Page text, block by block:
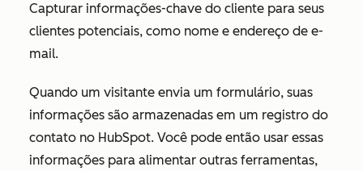
Capturar informações-chave do cliente para seus
clientes potenciais, como nome e endereço de e-
mail.
Quando um visitante envia um formulário, suas
informações são armazenadas em um registro do
contato no HubSpot. Você pode então usar essas
informações para alimentar outras ferramentas,